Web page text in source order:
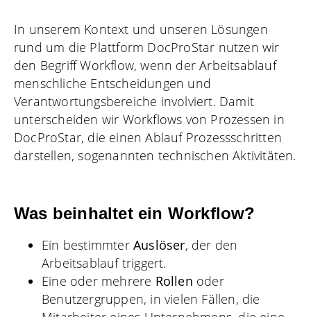
In unserem Kontext und unseren Lösungen
rund um die Plattform DocProStar nutzen wir
den Begriff Workflow, wenn der Arbeitsablauf
menschliche Entscheidungen und
Verantwortungsbereiche involviert. Damit
unterscheiden wir Workflows von Prozessen in
DocProStar, die einen Ablauf Prozessschritten
darstellen, sogenannten technischen Aktivitäten.
Was beinhaltet ein Workflow?
Ein bestimmter Auslöser, der den
Arbeitsablauf triggert.
Eine oder mehrere Rollen oder
Benutzergruppen, in vielen Fällen, die